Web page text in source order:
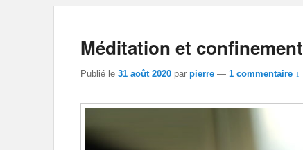
Méditation et confinement
Publié le 31 août 2020 par pierre — 1 commentaire ↓